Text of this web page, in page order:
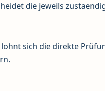
die jeweils
sich die direkte